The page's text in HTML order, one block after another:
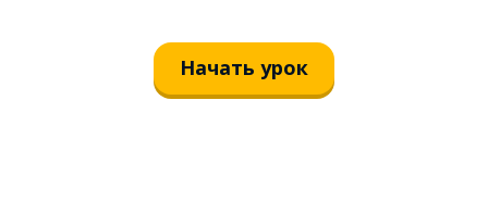
Начать урок